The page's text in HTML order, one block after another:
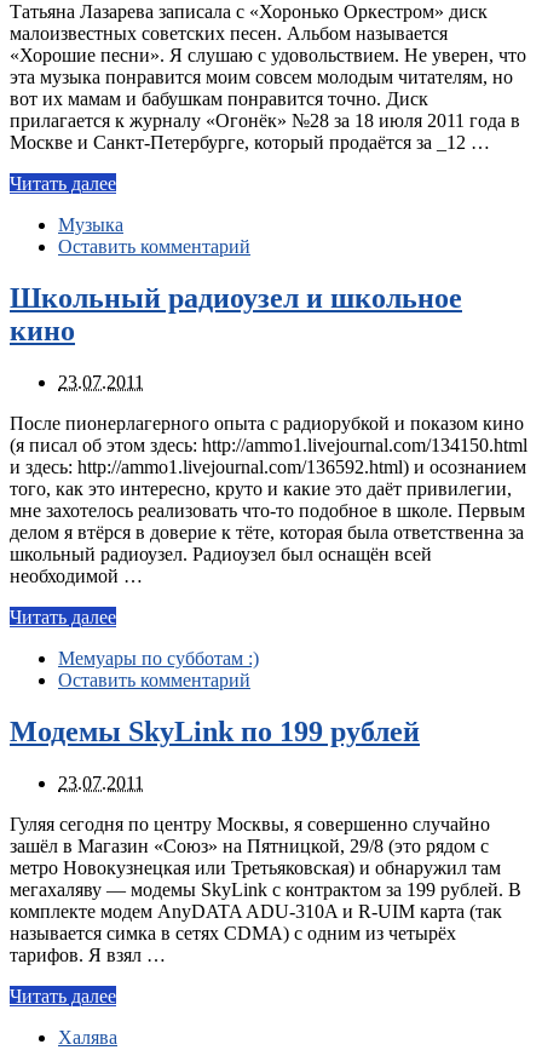
Татьяна Лазарева записала с «Хоронько Оркестром» диск
малоизвестных советских песен. Альбом называется
«Хорошие песни». Я слушаю с удовольствием. Не уверен, что
эта музыка понравится моим совсем молодым читателям, но
вот их мамам и бабушкам понравится точно. Диск
прилагается к журналу «Огонёк» №28 за 18 июля 2011 года в
Москве и Санкт-Петербурге, который продаётся за _12 …
Читать далее
Музыка
Оставить комментарий
Школьный радиоузел и школьное
кино
23.07.2011
После пионерлагерного опыта с радиорубкой и показом кино
(я писал об этом здесь: http://ammo1.livejournal.com/134150.html
и здесь: http://ammo1.livejournal.com/136592.html) и осознанием
того, как это интересно, круто и какие это даёт привилегии,
мне захотелось реализовать что-то подобное в школе. Первым
делом я втёрся в доверие к тёте, которая была ответственна за
школьный радиоузел. Радиоузел был оснащён всей
необходимой …
Читать далее
Мемуары по субботам :)
Оставить комментарий
Модемы SkyLink по 199 рублей
23.07.2011
Гуляя сегодня по центру Москвы, я совершенно случайно
зашёл в Магазин «Союз» на Пятницкой, 29/8 (это рядом с
метро Новокузнецкая или Третьяковская) и обнаружил там
мегахаляву — модемы SkyLink с контрактом за 199 рублей. В
комплекте модем AnyDATA ADU-310A и R-UIM карта (так
называется симка в сетях CDMA) с одним из четырёх
тарифов. Я взял …
Читать далее
Халява